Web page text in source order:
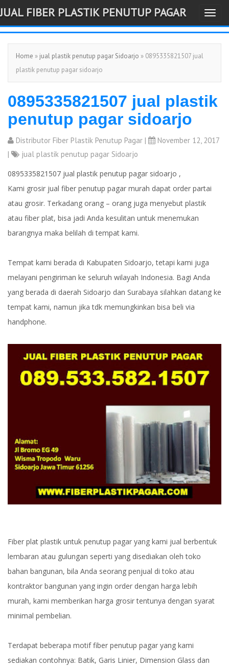
-->
T
o
g
e
n
i
JUAL FIBER PLASTIK PENUTUP PAGAR
Home » jual plastik penutup pagar Sidoarjo » 0895335821507 jual
plastik penutup pagar sidoarjo
0895335821507 jual plastik
penutup pagar sidoarjo
Distributor Fiber Plastik Penutup Pagar |
November 12, 2017
|
jual plastik penutup pagar Sidoarjo
0895335821507 jual plastik penutup pagar sidoarjo ,
Kami grosir jual fiber penutup pagar murah dapat order partai
atau grosir. Terkadang orang – orang juga menyebut plastik
atau fiber plat, bisa jadi Anda kesulitan untuk menemukan
barangnya maka belilah di tempat kami.
Tempat kami berada di Kabupaten Sidoarjo, tetapi kami juga
melayani pengiriman ke seluruh wilayah Indonesia. Bagi Anda
yang berada di daerah Sidoarjo dan Surabaya silahkan datang ke
tempat kami, namun jika tdk memungkinkan bisa beli via
handphone.
Fiber plat plastik untuk penutup pagar yang kami jual berbentuk
lembaran atau gulungan seperti yang disediakan oleh toko
bahan bangunan, bila Anda seorang penjual di toko atau
kontraktor bangunan yang ingin order dengan harga lebih
murah, kami memberikan harga grosir tentunya dengan syarat
minimal pembelian.
Terdapat beberapa motif fiber penutup pagar yang kami
sediakan contohnya: Batik, Garis Linier, Dimension Glass dan